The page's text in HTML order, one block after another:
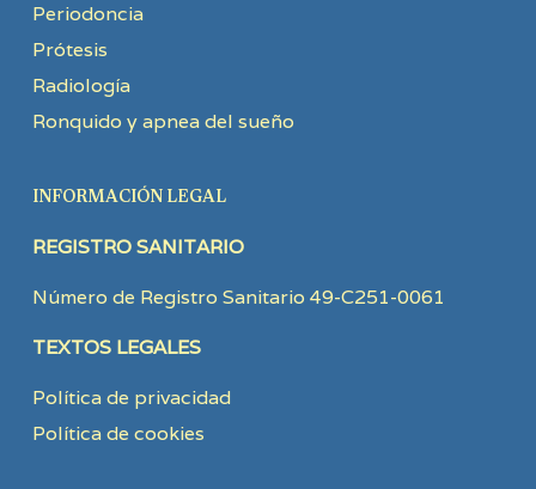
Periodoncia
Prótesis
Radiología
Ronquido y apnea del sueño
INFORMACIÓN LEGAL
REGISTRO SANITARIO
Número de Registro Sanitario 49-C251-0061
TEXTOS LEGALES
Política de privacidad
Política de cookies